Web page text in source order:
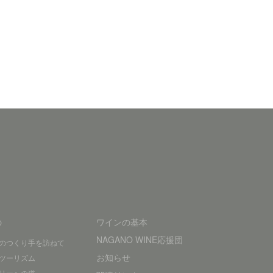
つくり手を訪ねて
ーリズム
ワインの基本
NAGANO WINE応援団
お知らせ